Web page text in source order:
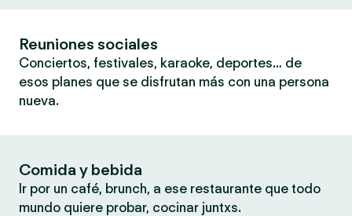
Reuniones sociales
Conciertos, festivales, karaoke, deportes… de
esos planes que se disfrutan más con una persona
nueva.
Comida y bebida
Ir por un café, brunch, a ese restaurante que todo
mundo quiere probar, cocinar juntxs.